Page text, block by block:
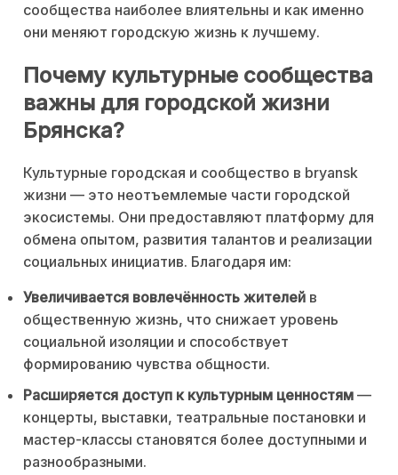
сообщества наиболее влиятельны и как именно
они меняют городскую жизнь к лучшему.
Почему культурные сообщества
важны для городской жизни
Брянска?
Культурные городская и сообщество в bryansk
жизни — это неотъемлемые части городской
экосистемы. Они предоставляют платформу для
обмена опытом, развития талантов и реализации
социальных инициатив. Благодаря им:
Увеличивается вовлечённость жителей в
общественную жизнь, что снижает уровень
социальной изоляции и способствует
формированию чувства общности.
Расширяется доступ к культурным ценностям —
концерты, выставки, театральные постановки и
мастер-классы становятся более доступными и
разнообразными.